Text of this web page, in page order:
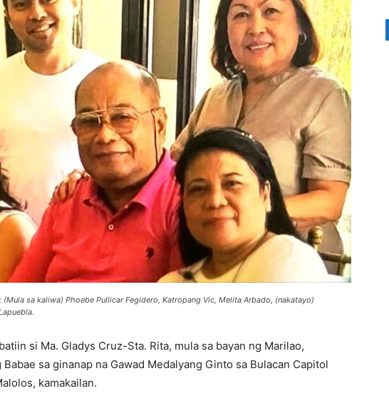
sa kaliwa) Phoebe Pullicar Fegidero, Katropang Vic, Melita Arbado, (nakatayo)
si Ma. Gladys Cruz-Sta. Rita, mula sa bayan ng Marilao,
sa ginanap na Gawad Medalyang Ginto sa Bulacan Capitol
kamakailan.